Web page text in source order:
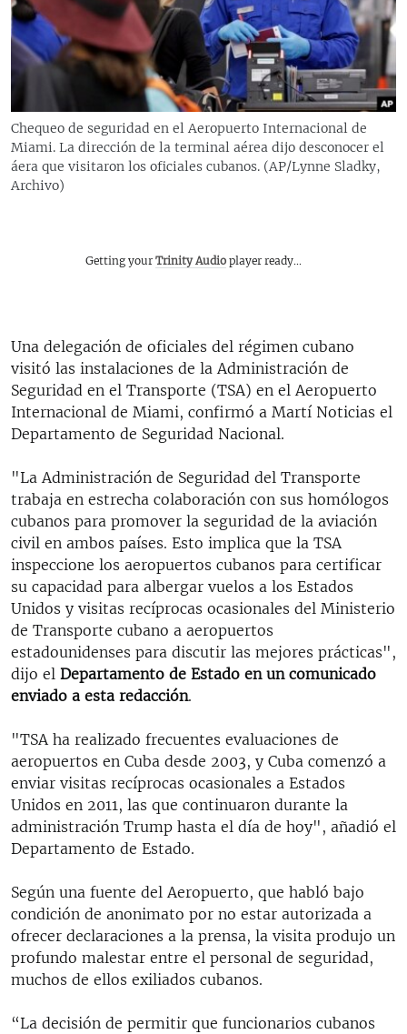
RADIO MARTÍ
ESPECIALES
ESPECIALES
LA REALIDAD DE LA VIVIENDA EN CUBA
SER VIEJO EN CUBA
KENTU-CUBANO
MULTIMEDIA
EDITORIALES
SÍGUENOS
Chequeo de seguridad en el Aeropuerto Internacional de
Miami. La dirección de la terminal aérea dijo desconocer el
áera que visitaron los oficiales cubanos. (AP/Lynne Sladky,
Archivo)
Getting yourTrinity Audio player ready...
Una delegación de oficiales del régimen cubano
visitó las instalaciones de la Administración de
Seguridad en el Transporte (TSA) en el Aeropuerto
Internacional de Miami, confirmó a Martí Noticias el
Departamento de Seguridad Nacional.
"La Administración de Seguridad del Transporte
trabaja en estrecha colaboración con sus homólogos
cubanos para promover la seguridad de la aviación
civil en ambos países. Esto implica que la TSA
inspeccione los aeropuertos cubanos para certificar
su capacidad para albergar vuelos a los Estados
Unidos y visitas recíprocas ocasionales del Ministerio
de Transporte cubano a aeropuertos
estadounidenses para discutir las mejores prácticas",
dijo el Departamento de Estado en un comunicado
enviado a esta redacción.
"TSA ha realizado frecuentes evaluaciones de
aeropuertos en Cuba desde 2003, y Cuba comenzó a
enviar visitas recíprocas ocasionales a Estados
Unidos en 2011, las que continuaron durante la
administración Trump hasta el día de hoy", añadió el
Departamento de Estado.
Según una fuente del Aeropuerto, que habló bajo
condición de anonimato por no estar autorizada a
ofrecer declaraciones a la prensa, la visita produjo un
profundo malestar entre el personal de seguridad,
muchos de ellos exiliados cubanos.
“La decisión de permitir que funcionarios cubanos